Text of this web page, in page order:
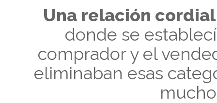
Una relación
donde se
comprador y el
eliminaban esas